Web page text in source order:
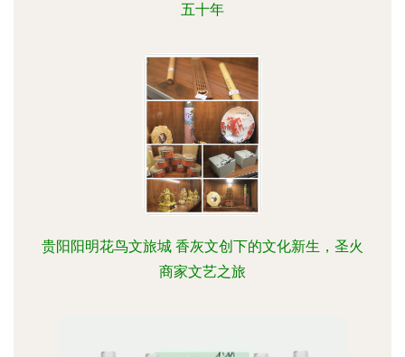
五十年
贵阳阳明花鸟文旅城 香灰文创下的文化新生，圣火
商家文艺之旅